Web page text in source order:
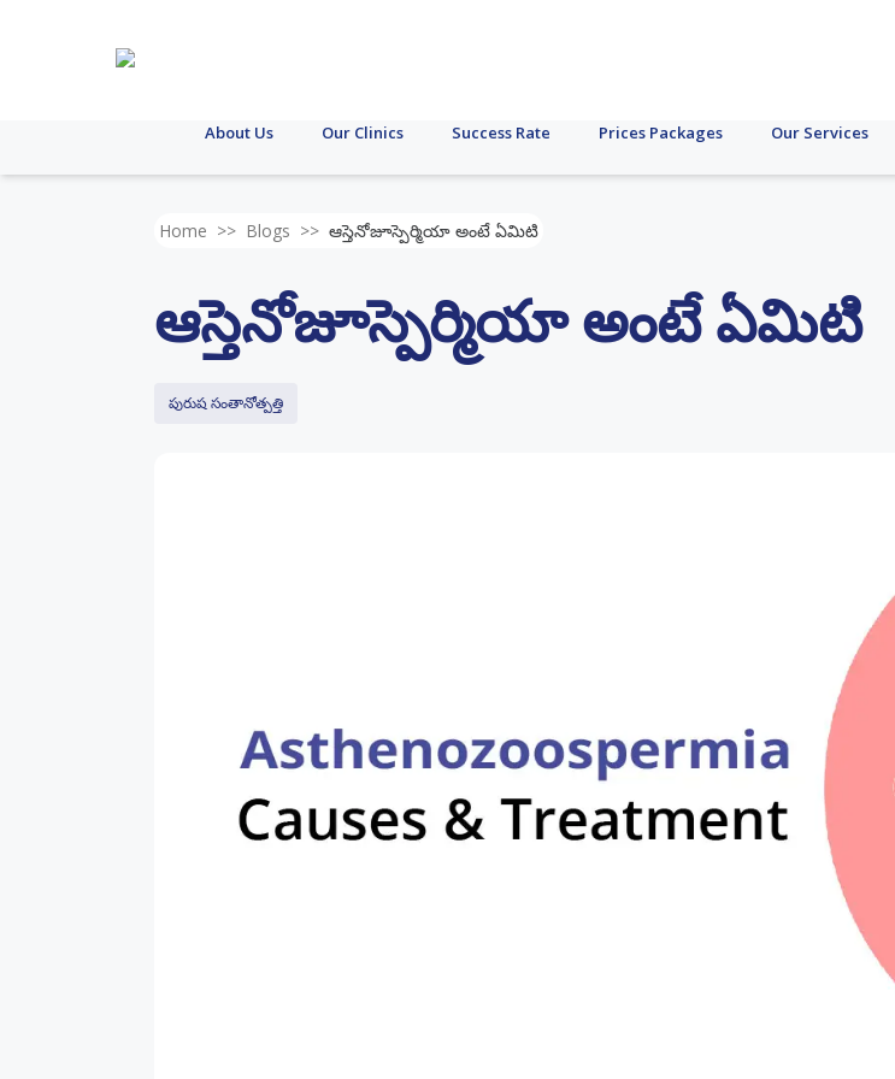
About Us Our Clinics Success Rate Prices Packages Our Services
Home >> Blogs >> ఆస్తెనోజూస్పెర్మియా అంటే ఏమిటి
ఆస్తెనోజూస్పెర్మియా అంటే ఏమిటి
పురుష సంతానోత్పత్తి